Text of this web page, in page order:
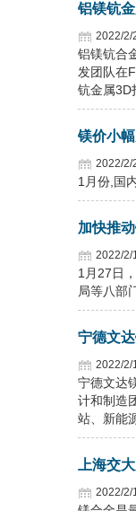
铝镁钪
2022/2/
铝镁钪合
发团队在
钪金属3D
镁价小
2022/2/
1月份,国
加快推
2022/2/
1月27日
局等八部
宁德文
2022/2/
宁德文达
计和制造
站、新能
上海交
2022/2/